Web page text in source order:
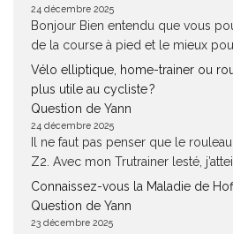
24 décembre 2025
Bonjour Bien entendu que vous
de la course à pied et le mieux
Vélo elliptique, home-trainer ou
plus utile au cycliste ?
Question de Yann
24 décembre 2025
Il ne faut pas penser que le
Z2. Avec mon Trutrainer lesté,
Connaissez-vous la Maladie de
Question de Yann
23 décembre 2025